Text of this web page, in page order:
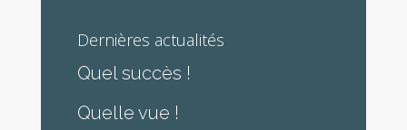
Dernières actualités
Quel succès !
Quelle vue !